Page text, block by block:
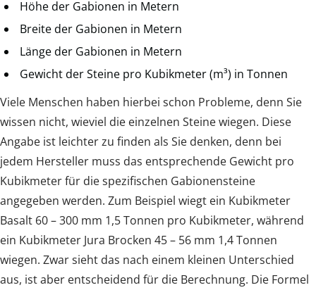
Höhe der Gabionen in Metern
Breite der Gabionen in Metern
Länge der Gabionen in Metern
Gewicht der Steine pro Kubikmeter (m³) in Tonnen
Viele Menschen haben hierbei schon Probleme, denn Sie
wissen nicht, wieviel die einzelnen Steine wiegen. Diese
Angabe ist leichter zu finden als Sie denken, denn bei
jedem Hersteller muss das entsprechende Gewicht pro
Kubikmeter für die spezifischen Gabionensteine
angegeben werden. Zum Beispiel wiegt ein Kubikmeter
Basalt 60 – 300 mm 1,5 Tonnen pro Kubikmeter, während
ein Kubikmeter Jura Brocken 45 – 56 mm 1,4 Tonnen
wiegen. Zwar sieht das nach einem kleinen Unterschied
aus, ist aber entscheidend für die Berechnung. Die Formel